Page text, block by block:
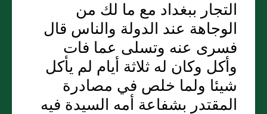
التجار ببغداد مع ما لك من
الوجاهة عند الدولة والناس قال
فسرى عنه وتسلى عما فات
وأكل وكان له ثلاثة أيام لم يأكل
شيئا ولما خلص في مصادرة
المقتدر بشفاعة أمه السيدة فيه